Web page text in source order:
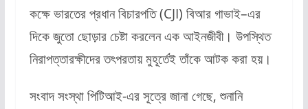
কক্ষে ভারতের প্রধান বিচারপতি (CJI) বিআর গাভাই–এর
দিকে জুতো ছোড়ার চেষ্টা করলেন এক আইনজীবী। উপস্থিত
নিরাপত্তারক্ষীদের তৎপরতায় মুহূর্তেই তাঁকে আটক করা হয়।
সংবাদ সংস্থা পিটিআই-এর সূত্রে জানা গেছে, শুনানি